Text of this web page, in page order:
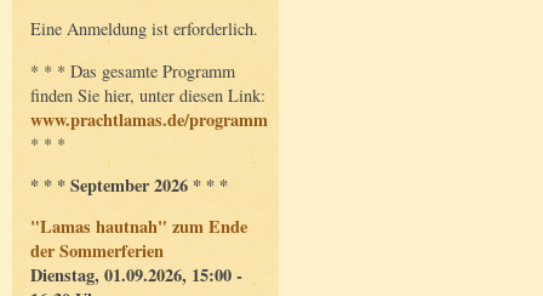
Eine Anmeldung ist erforderlich.
* * * Das gesamte Programm
finden Sie hier, unter diesen Link:
www.prachtlamas.de/programm
* * *
* * * September 2026 * * *
"Lamas hautnah" zum Ende
der Sommerferien
Dienstag, 01.09.2026, 15:00 -